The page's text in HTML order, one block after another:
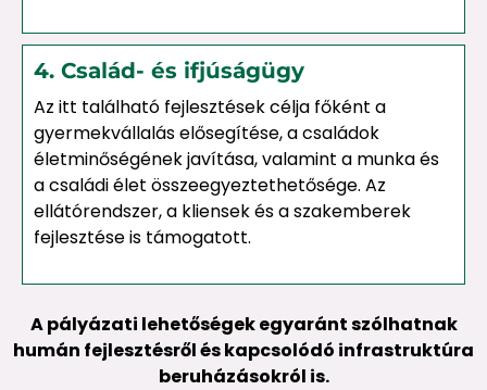
4. Család- és ifjúságügy
Az itt található fejlesztések célja főként a
gyermekvállalás elősegítése, a családok
életminőségének javítása, valamint a munka és
a családi élet összeegyeztethetősége. Az
ellátórendszer, a kliensek és a szakemberek
fejlesztése is támogatott.
A pályázati lehetőségek egyaránt szólhatnak
humán fejlesztésről és kapcsolódó infrastruktúra
beruházásokról is.